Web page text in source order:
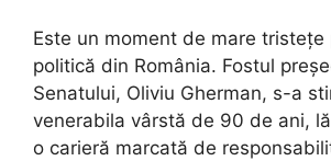
Este un moment de mare tristețe
politică din România. Fostul
Senatului, Oliviu Gherman, s-a
venerabila vârstă de 90 de ani,
o carieră marcată de